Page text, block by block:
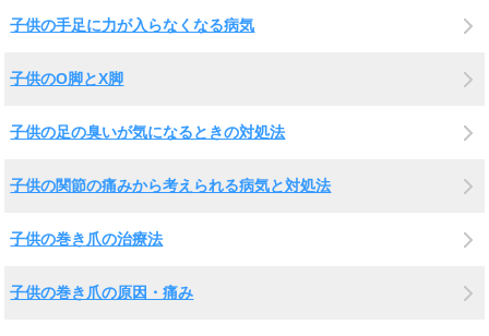
子供の手足に力が入らなくなる病気
子供のO脚とX脚
子供の足の臭いが気になるときの対処法
子供の関節の痛みから考えられる病気と対処法
子供の巻き爪の治療法
子供の巻き爪の原因・痛み